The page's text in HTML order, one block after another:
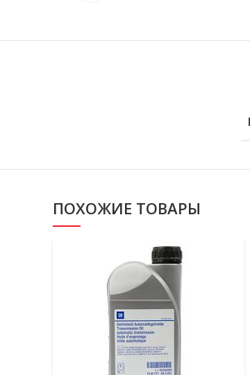
ПОХОЖИЕ ТОВАРЫ